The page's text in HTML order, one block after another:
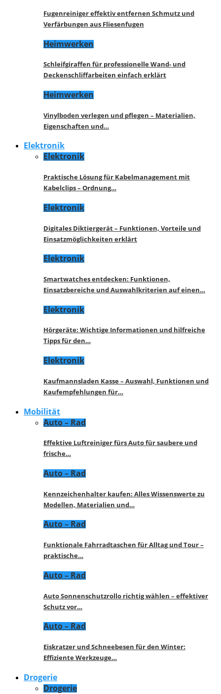
Fugenreiniger effektiv entfernen Schmutz und
Verfärbungen aus Fliesenfugen
Heimwerken
Schleifgiraffen für professionelle Wand- und
Deckenschliffarbeiten einfach erklärt
Heimwerken
Vinylboden verlegen und pflegen – Materialien,
Eigenschaften und…
Elektronik
Elektronik
Praktische Lösung für Kabelmanagement mit
Kabelclips – Ordnung…
Elektronik
Digitales Diktiergerät – Funktionen, Vorteile und
Einsatzmöglichkeiten erklärt
Elektronik
Smartwatches entdecken: Funktionen,
Einsatzbereiche und Auswahlkriterien auf einen…
Elektronik
Hörgeräte: Wichtige Informationen und hilfreiche
Tipps für den…
Elektronik
Kaufmannsladen Kasse – Auswahl, Funktionen und
Kaufempfehlungen für…
Mobilität
Auto – Rad
Effektive Luftreiniger fürs Auto für saubere und
frische…
Auto – Rad
Kennzeichenhalter kaufen: Alles Wissenswerte zu
Modellen, Materialien und…
Auto – Rad
Funktionale Fahrradtaschen für Alltag und Tour –
praktische…
Auto – Rad
Auto Sonnenschutzrollo richtig wählen – effektiver
Schutz vor…
Auto – Rad
Eiskratzer und Schneebesen für den Winter:
Effiziente Werkzeuge…
Drogerie
Drogerie